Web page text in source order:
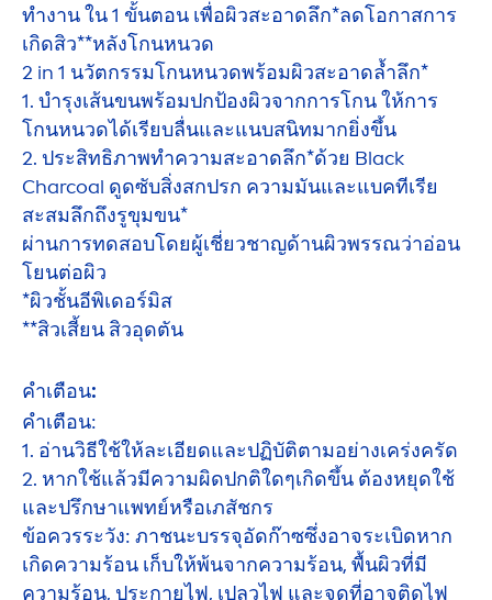
ทำงาน ใน 1 ขั้นตอน เพื่อผิวสะอาดลึก*ลดโอกาสการ
เกิดสิว**หลังโกนหนวด
2 in 1 นวัตกรรมโกนหนวดพร้อมผิวสะอาดล้ำลึก*
1. บำรุงเส้นขนพร้อมปกป้องผิวจากการโกน ให้การ
โกนหนวดได้เรียบลื่นและแนบสนิทมากยิ่งขึ้น
2. ประสิทธิภาพทำความสะอาดลึก*ด้วย Black
Charcoal ดูดซับสิ่งสกปรก ความมันและแบคทีเรีย
สะสมลึกถึงรูขุมขน*
ผ่านการทดสอบโดยผู้เชี่ยวชาญด้านผิวพรรณว่าอ่อน
โยนต่อผิว
*ผิวชั้นอีพิเดอร์มิส
**สิวเสี้ยน สิวอุดตัน
คำเตือน:
คำเตือน:
1. อ่านวิธีใช้ให้ละเอียดและปฏิบัติตามอย่างเคร่งครัด
2. หากใช้แล้วมีความผิดปกติใดๆเกิดขึ้น ต้องหยุดใช้
และปรึกษาแพทย์หรือเภสัชกร
ข้อควรระวัง: ภาชนะบรรจุอัดก๊าซซึ่งอาจระเบิดหาก
เกิดความร้อน เก็บให้พ้นจากความร้อน, พื้นผิวที่มี
ความร้อน, ประกายไฟ, เปลวไฟ และจุดที่อาจติดไฟ